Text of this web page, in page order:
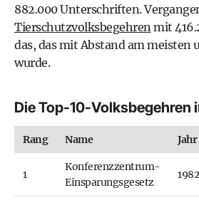
882.000 Unterschriften.
Tierschutzvolksbegehrenmit
das, das mit Abstand am meisten
wurde.
Die Top-10-Volksbegehren
Rang Name Jahr
1
Konferenzzentrum-
Einsparungsgesetz
1982